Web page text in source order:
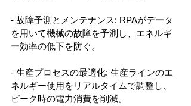
- 故障予測とメンテナンス: RPAがデータ
を用いて機械の故障を予測し、エネルギ
ー効率の低下を防ぐ。
- 生産プロセスの最適化: 生産ラインのエ
ネルギー使用をリアルタイムで調整し、
ピーク時の電力消費を削減。